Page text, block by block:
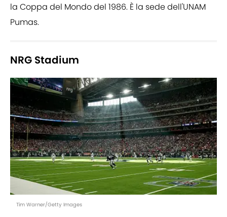
la Coppa del Mondo del 1986. È la sede dell'UNAM
Pumas.
NRG Stadium
Tim Warner/Getty Images